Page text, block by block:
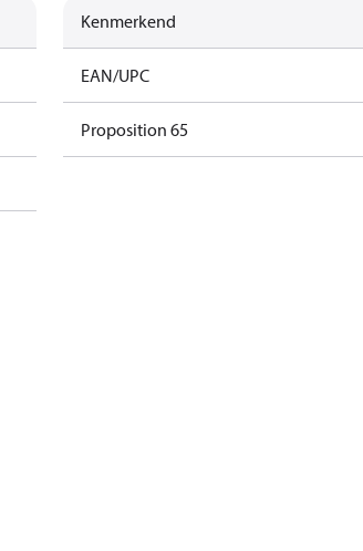
Kenmerkend
EAN/UPC
Proposition 65